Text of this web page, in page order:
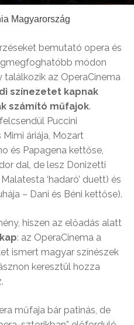
Magyarország
bemutató opera és
módon
az OperaCinema
színezetet kapnak
számító műfajok.
Puccini
áriája, Mozart
és Papagena kettőse,
dal, de lesz Donizetti
‘hadaró’ duett) és
– Dani és Béni kettőse).
hiszen az előadás alatt
: az OperaCinema a
ismert magyar színészek
keresztül hozza
műfaja bár patinás, de